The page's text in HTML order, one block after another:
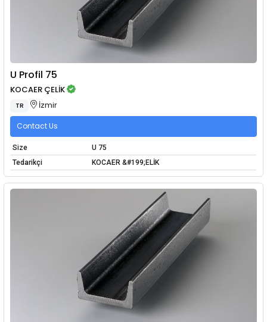
U Profil 75
KOCAER ÇELİK
TR İzmir
Contact Us
Size
U 75
Tedarikçi
KOCAER &#199;ELİK